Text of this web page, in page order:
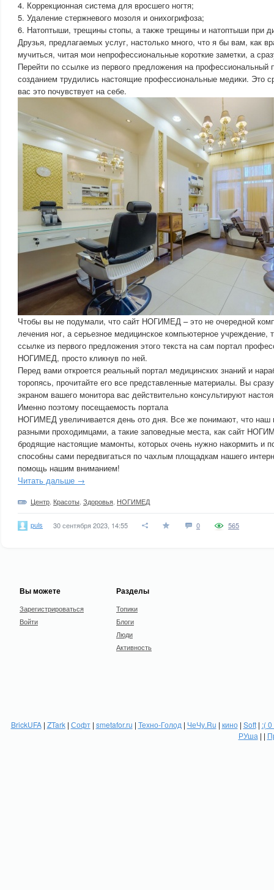
4. Коррекционная система для вросшего ногтя;
5. Удаление стержневого мозоля и онихогрифоза;
6. Натоптыши, трещины стопы, а также трещины и натоптыши при
Друзья, предлагаемых услуг, настолько много, что я бы вам, как
мучиться, читая мои непрофессиональные короткие заметки, а
Перейти по ссылке из первого предложения на
созданием трудились настоящие профессиональные медики. Это
вас это почувствует на себе.
Чтобы вы не подумали, что сайт НОГИМЕД – это не очередной
лечения ног, а серьезное медицинское компьютерное учреждение,
ссылке из первого предложения этого текста на сам портал
НОГИМЕД, просто кликнув по ней.
Перед вами откроется реальный портал медицинских знаний и
торопясь, прочитайте его все представленные материалы. Вы
экраном вашего монитора вас действительно консультируют
Именно поэтому посещаемость портала
НОГИМЕД увеличивается день ото дня. Все же понимают, что наш
разными проходимцами, а такие заповедные места, как сайт
бродящие настоящие мамонты, которых очень нужно накормить и
способны сами передвигаться по чахлым площадкам нашего
помощь нашим вниманием!
Читать дальше →
Центр Красоты Здоровья НОГИМЕД
puls 30 сентября 2023, 14:55 0 565
Вы можете
Зарегистрироваться
Войти
Разделы
Топики
Блоги
Люди
Активность
BrickUFA| ZTark| Софт| smetafor.ru | Техно-Голод | ЧеЧу.Ru | кино| Soft| :(
РУша | |